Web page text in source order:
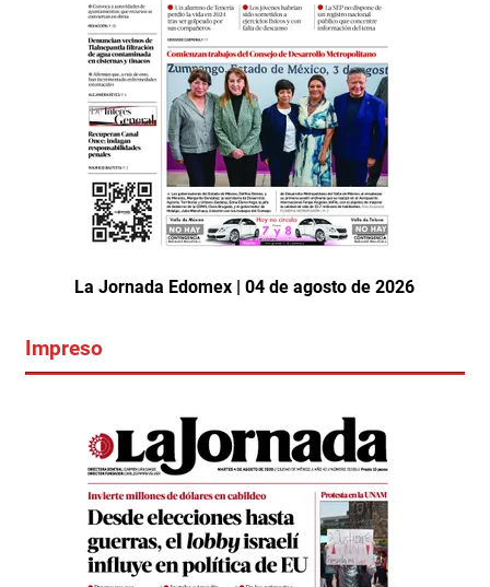
La Jornada Edomex | 04 de agosto de 2026
Impreso